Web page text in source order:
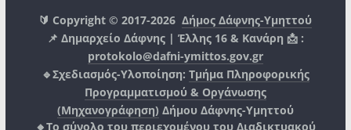
🔰 Copyright © 2017-2026Δήμος Δάφνης-Υμηττού
📌 Δημαρχείο Δάφνης | Έλλης 16 & Κανάρη 📩 :
protokolo@dafni-ymittos.gov.gr
🔹Σχεδιασμός-Υλοποίηση: Τμήμα Πληροφορικής
Προγραμματισμού & Οργάνωσης
(Μηχανογράφηση) Δήμου Δάφνης-Υμηττού
🔸Το σύνολο του περιεχομένου του Διαδικτυακού